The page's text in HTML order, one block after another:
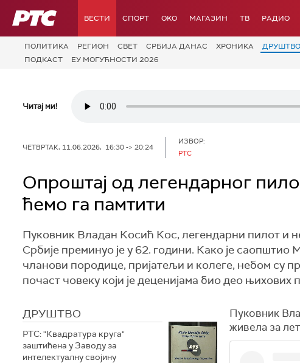
РТС ВЕСТИ СПОРТ OKO МАГАЗИН ТВ РАДИО
ПОЛИТИКА РЕГИОН СВЕТ СРБИЈА ДАНАС ХРОНИКА ДРУШТВО
ПОДКАСТ
ЕУ МОГУЋНОСТИ 2026
Читај ми!
ЧЕТВРТАК, 11.06.2026, 16:30 -> 20:24
ИЗВОР:
РТС
Опроштај од легендарног
ћемо га памтити
Пуковник Владан Косић Кос, легендарни пилот и
Србије преминуо је у 62. години. Како је
чланови породице, пријатељи и колеге, небом су
почаст човеку који је деценијама био део њихових
ДРУШТВО
РТС: "Квадратура круга"
заштићена у Заводу за
интелектуалну својину
Пуковник
живела за